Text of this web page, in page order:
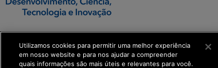
SETDIG | Secretaria-
Executiva de
Transformação Digital
Utilizamos cookies para permitir uma melhor experiência
em nosso website e para nos ajudar a compreender
quais informações são mais úteis e relevantes para você.